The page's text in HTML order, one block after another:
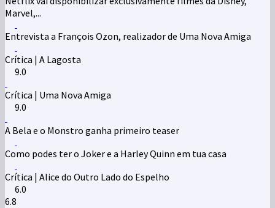
Marvel,...
Entrevista a François Ozon, realizador de Uma Nova Amiga
Crítica | A Lagosta
9.0
Crítica | Uma Nova Amiga
9.0
A Bela e o Monstro ganha primeiro teaser
Como podes ter o Joker e a Harley Quinn em tua casa
Crítica | Alice do Outro Lado do Espelho
6.0
6.8